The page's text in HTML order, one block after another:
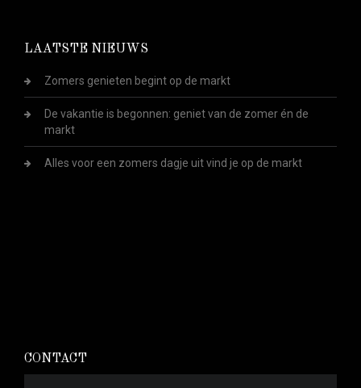
LAATSTE NIEUWS
Zomers genieten begint op de markt
De vakantie is begonnen: geniet van de zomer én de
markt
Alles voor een zomers dagje uit vind je op de markt
CONTACT